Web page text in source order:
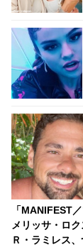
「MANIFEST
メリッサ・ロク
Ｒ・ラミレス